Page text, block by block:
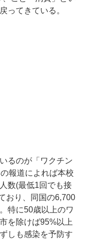
ってきている。
るのが「ワクチン
報道によれば本校
数(最低1回でも接
おり、同国の6,700
特に50歳以上のワ
を除けば95%以上
しも感染を予防す